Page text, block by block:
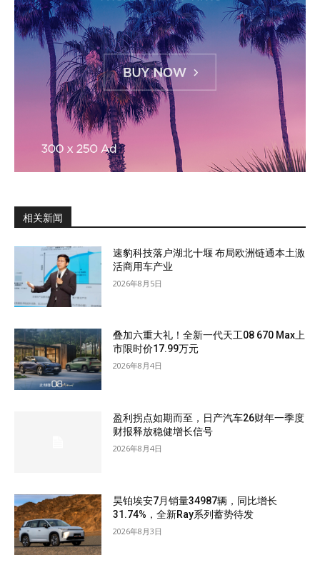
相关新闻
速豹科技落户湖北十堰 布局欧洲链通本土激
活商用车产业
2026年8月5日
叠加六重大礼！全新一代天工08 670 Max上
市限时价17.99万元
2026年8月4日
盈利拐点如期而至，日产汽车26财年一季度
财报释放稳健增长信号
2026年8月4日
昊铂埃安7月销量34987辆，同比增长
31.74%，全新Ray系列蓄势待发
2026年8月3日